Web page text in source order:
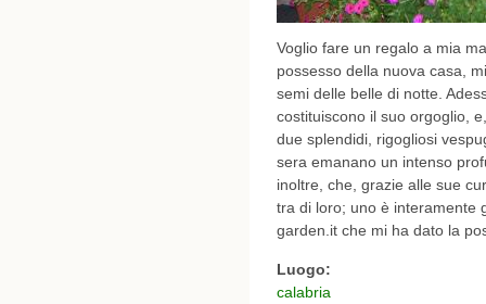
Voglio fare un regalo a mia
possesso della nuova casa,
semi delle belle di notte.
costituiscono il suo orgoglio,
due splendidi, rigogliosi
sera emanano un intenso
inoltre, che, grazie alle sue
tra di loro; uno è interamente
garden.it che mi ha dato la
Luogo:
calabria